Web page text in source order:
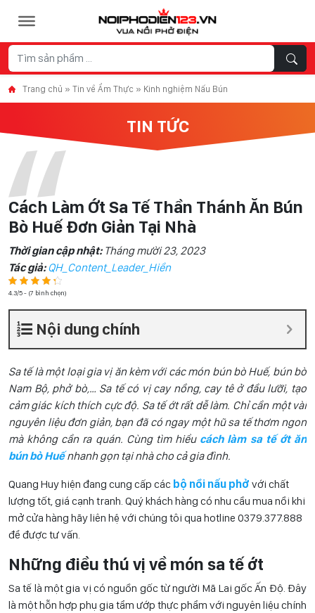
Trang chủ » Tin về Ẩm Thực » Kinh nghiệm Nấu Bún
TIN TỨC
Cách Làm Ớt Sa Tế Thần Thánh Ăn Bún
Bò Huế Đơn Giản Tại Nhà
Thời gian cập nhật: Tháng mười 23, 2023
Tác giả:QH_Content_Leader_Hiền
4.3/5 - (7 bình chọn)
Nội dung chính
Sa tế là một loại gia vị ăn kèm với các món bún bò Huế, bún bò
Nam Bộ, phở bò,… Sa tế có vị cay nồng, cay tê ở đầu lưỡi, tạo
cảm giác kích thích cực độ. Sa tế ớt rất dễ làm. Chỉ cần một vài
nguyên liệu đơn giản, bạn đã có ngay một hũ sa tế thơm ngon
mà không cần ra quán. Cùng tìm hiểu cách làm sa tế ớt ăn
bún bò Huếnhanh gọn tại nhà cho cả gia đình.
Quang Huy hiện đang cung cấp các bộ nồi nấu phở với chất
lượng tốt, giá cạnh tranh. Quý khách hàng có nhu cầu mua nồi khi
mở cửa hàng hãy liên hệ với chúng tôi qua hotline 0379.377.888
để được tư vấn.
Những điều thú vị về món sa tế ớt
Sa tế là một gia vị có nguồn gốc từ người Mã Lai gốc Ấn Độ. Đây
là một hỗn hợp phụ gia tẩm ướp thực phẩm với nguyên liệu chính